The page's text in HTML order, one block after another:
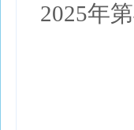
2025年